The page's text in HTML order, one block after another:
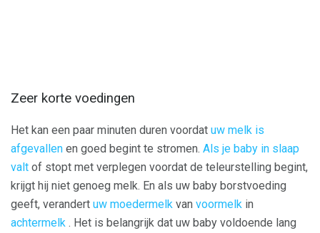
Zeer korte voedingen
Het kan een paar minuten duren voordat uw melk is
afgevallen en goed begint te stromen. Als je baby in slaap
valt of stopt met verplegen voordat de teleurstelling begint,
krijgt hij niet genoeg melk. En als uw baby borstvoeding
geeft, verandert uw moedermelk van voormelk in
achtermelk . Het is belangrijk dat uw baby voldoende lang